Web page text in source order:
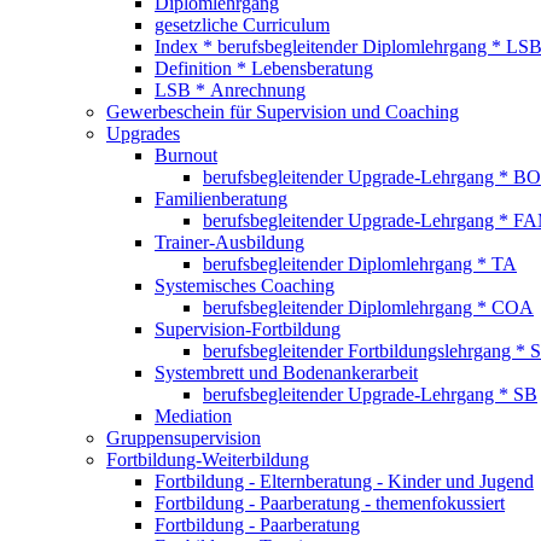
gesetzliche Curriculum
Index * berufsbegleitender Diplomlehrgang * LSB
Definition * Lebensberatung
LSB * Anrechnung
Gewerbeschein für Supervision und Coaching
Upgrades
Burnout
berufsbegleitender Upgrade-Lehrgang * BO
Familienberatung
berufsbegleitender Upgrade-Lehrgang *
Trainer-Ausbildung
berufsbegleitender Diplomlehrgang * TA
Systemisches Coaching
berufsbegleitender Diplomlehrgang * COA
Supervision-Fortbildung
berufsbegleitender Fortbildungslehrgang *
Systembrett und Bodenankerarbeit
berufsbegleitender Upgrade-Lehrgang * SB
Mediation
Gruppensupervision
Fortbildung-Weiterbildung
Fortbildung - Elternberatung - Kinder und Jugend
Fortbildung - Paarberatung - themenfokussiert
Fortbildung - Paarberatung